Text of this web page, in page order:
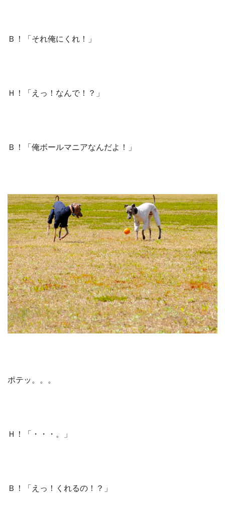
Ｂ！「それ俺にくれ！」
Ｈ！「えっ！なんで！？」
Ｂ！「俺ボールマニアなんだよ！」
ポテッ。。。
Ｈ！「・・・。」
Ｂ！「えっ！くれるの！？」